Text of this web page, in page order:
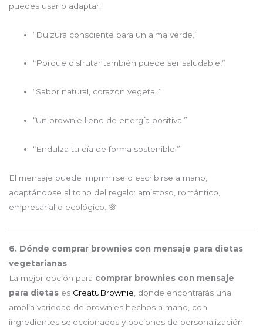
puedes usar o adaptar:
“Dulzura consciente para un alma verde.”
“Porque disfrutar también puede ser saludable.”
“Sabor natural, corazón vegetal.”
“Un brownie lleno de energía positiva.”
“Endulza tu día de forma sostenible.”
El mensaje puede imprimirse o escribirse a mano,
adaptándose al tono del regalo: amistoso, romántico,
empresarial o ecológico. 🌸
6. Dónde comprar brownies con mensaje para dietas
vegetarianas
La mejor opción para comprar brownies con mensaje
para dietas es CreatuBrownie , donde encontrarás una
amplia variedad de brownies hechos a mano, con
ingredientes seleccionados y opciones de personalización